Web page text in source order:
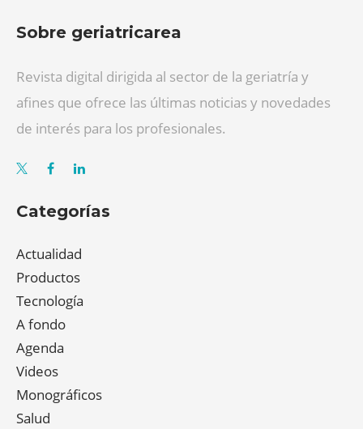
Sobre geriatricarea
Revista digital dirigida al sector de la geriatría y
afines que ofrece las últimas noticias y novedades
de interés para los profesionales.
Categorías
Actualidad
Productos
Tecnología
A fondo
Agenda
Videos
Monográficos
Salud